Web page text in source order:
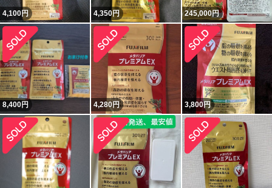
4,100円 4,350円 245,000円
8,400円 4,280円 3,800円